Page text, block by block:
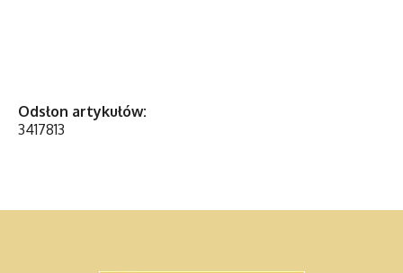
Odsłon artykułów:
3417813